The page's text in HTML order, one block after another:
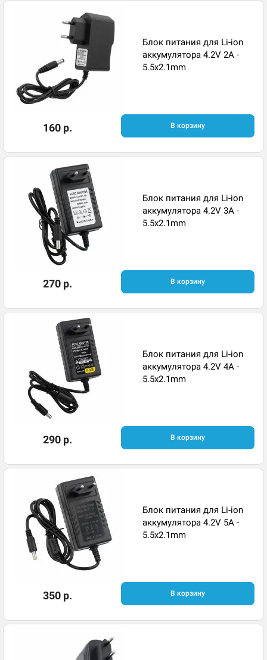
Блок питания для Li-ion
аккумулятора 4.2V 2A -
5.5x2.1mm
160 р. В корзину
Блок питания для Li-ion
аккумулятора 4.2V 3A -
5.5x2.1mm
270 р. В корзину
Блок питания для Li-ion
аккумулятора 4.2V 4A -
5.5x2.1mm
290 р. В корзину
Блок питания для Li-ion
аккумулятора 4.2V 5A -
5.5x2.1mm
350 р. В корзину